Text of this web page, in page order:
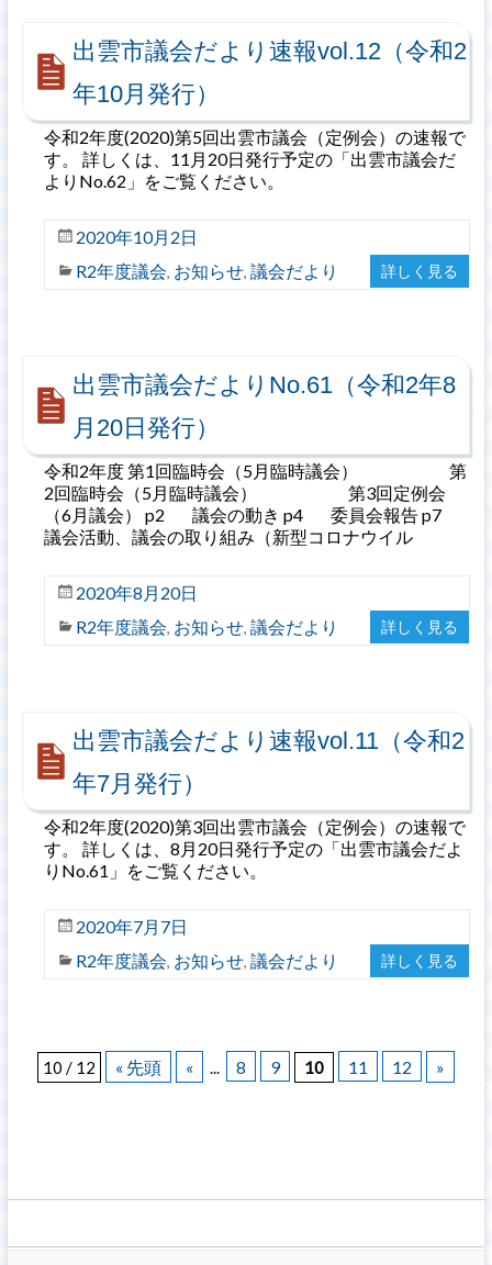
出雲市議会だより速報vol.12（令和2
年10月発行）
令和2年度(2020)第5回出雲市議会（定例会）の速報で
す。 詳しくは、11月20日発行予定の「出雲市議会だ
よりNo.62」をご覧ください。
2020年10月2日
R2年度議会, お知らせ, 議会だより 詳しく見る
出雲市議会だよりNo.61（令和2年8
月20日発行）
令和2年度 第1回臨時会（5月臨時議会） 第
2回臨時会（5月臨時議会） 第3回定例会
（6月議会） p2 議会の動き p4 委員会報告 p7
議会活動、議会の取り組み（新型コロナウイル
2020年8月20日
R2年度議会, お知らせ, 議会だより 詳しく見る
出雲市議会だより速報vol.11（令和2
年7月発行）
令和2年度(2020)第3回出雲市議会（定例会）の速報で
す。 詳しくは、8月20日発行予定の「出雲市議会だよ
りNo.61」をご覧ください。
2020年7月7日
R2年度議会, お知らせ, 議会だより 詳しく見る
10 / 12 « 先頭 « ... 8 9 10 11 12 »